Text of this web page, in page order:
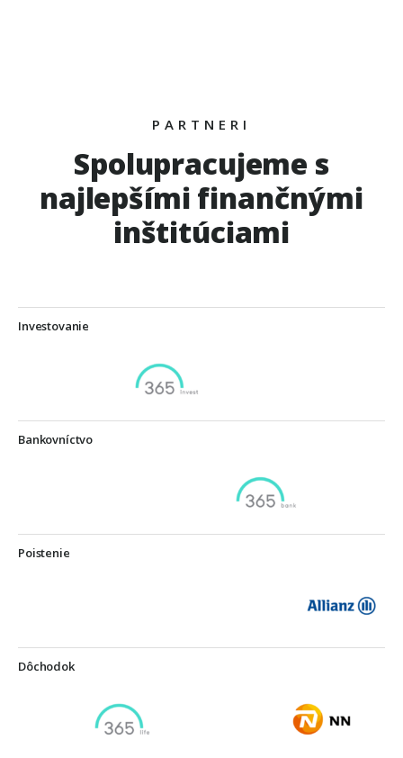
PARTNERI
Spolupracujeme s
najlepšími finančnými
inštitúciami
Investovanie
Bankovníctvo
Poistenie
Dôchodok